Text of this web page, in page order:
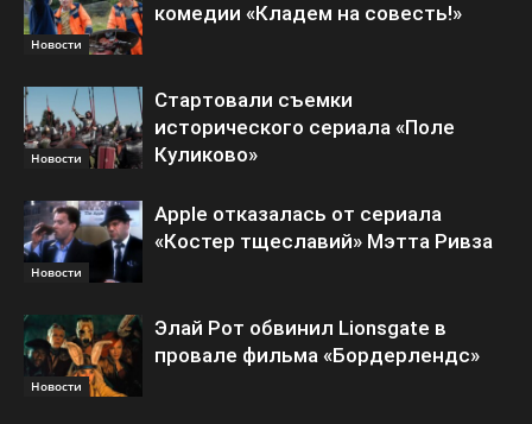
Новости
комедии «Кладем на совесть!»
Новости
Стартовали съемки
исторического сериала «Поле
Куликово»
Новости
Apple отказалась от сериала
«Костер тщеславий» Мэтта Ривза
Новости
Элай Рот обвинил Lionsgate в
провале фильма «Бордерлендс»